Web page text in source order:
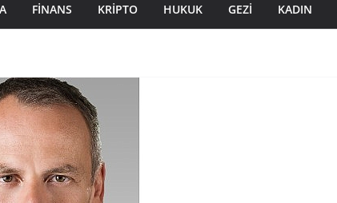
FINANS KRIPTO HUKUK GEZI KADIN